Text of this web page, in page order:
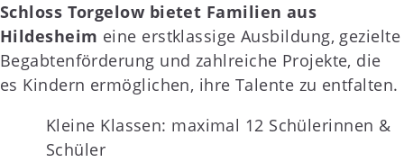
Schloss Torgelow bietet Familien aus
Hildesheim eine erstklassige Ausbildung, gezielte
Begabtenförderung und zahlreiche Projekte, die
es Kindern ermöglichen, ihre Talente zu entfalten.
Kleine Klassen: maximal 12 Schülerinnen &
Schüler